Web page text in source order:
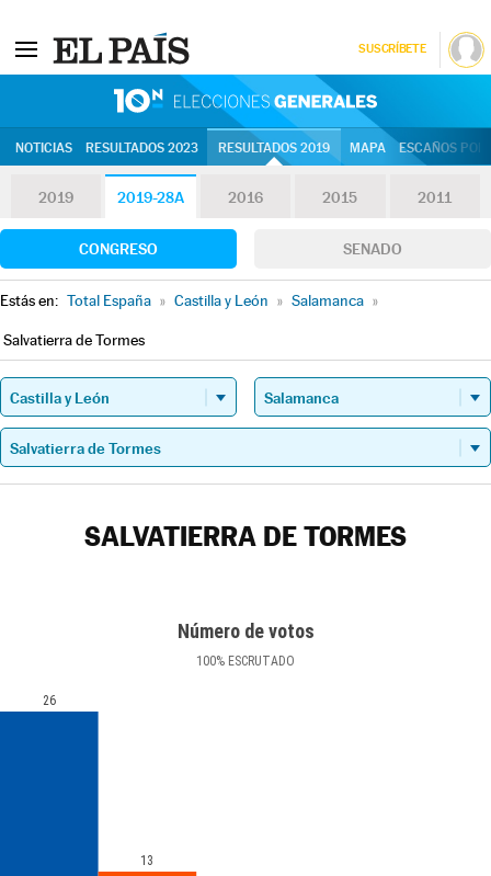
SUSCRÍBETE
NOTICIAS RESULTADOS 2023 RESULTADOS 2019 MAPA ESCAÑOS
2019 2019-28A 2016 2015 2011
CONGRESO SENADO
Estás en: Total España » Castilla y León » Salamanca »
Salvatierra de Tormes
SALVATIERRA DE TORMES
Número de votos
100% ESCRUTADO
26
13